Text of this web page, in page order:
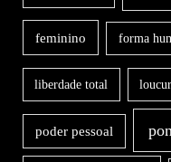
feminino forma
liberdade total
poder pessoal